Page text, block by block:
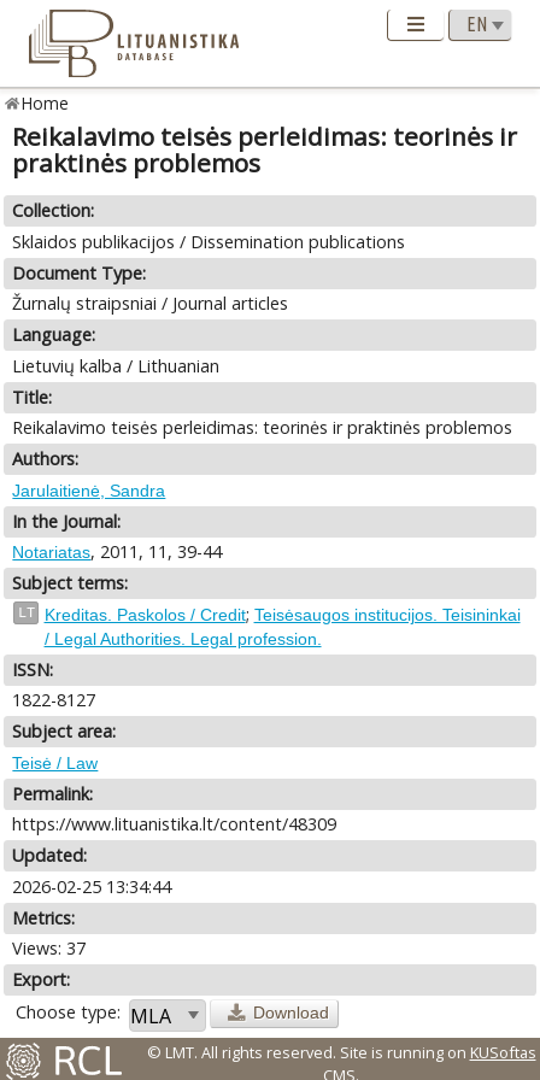
Home
Reikalavimo teisės perleidimas: teorinės ir
praktinės problemos
Collection:
Sklaidos publikacijos / Dissemination publications
Document Type:
Žurnalų straipsniai / Journal articles
Language:
Lietuvių kalba / Lithuanian
Title:
Reikalavimo teisės perleidimas: teorinės ir praktinės problemos
Authors:
Jarulaitienė, Sandra
In the Journal:
Notariatas, 2011, 11, 39-44
Subject terms:
LT Kreditas. Paskolos / Credit; Teisėsaugos institucijos. Teisininkai
/ Legal Authorities. Legal profession.
ISSN:
1822-8127
Subject area:
Teisė / Law
Permalink:
https://www.lituanistika.lt/content/48309
Updated:
2026-02-25 13:34:44
Metrics:
Views: 37
Export:
Choose type:
Download
© LMT. All rights reserved. Site is running on KUSoftas